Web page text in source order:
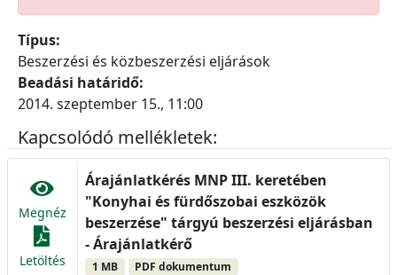
Típus:
Beszerzési és közbeszerzési eljárások
Beadási határidő:
2014. szeptember 15., 11:00
Kapcsolódó mellékletek:
Megnéz
Letöltés
Árajánlatkérés MNP III. keretében
"Konyhai és fürdőszobai eszközök
beszerzése" tárgyú beszerzési eljárásban
- Árajánlatkérő
1 MB PDF dokumentum